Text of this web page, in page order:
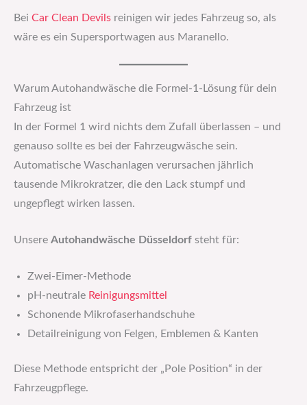
Bei Car Clean Devils reinigen wir jedes Fahrzeug so, als
wäre es ein Supersportwagen aus Maranello.
Warum Autohandwäsche die Formel-1-Lösung für dein
Fahrzeug ist
In der Formel 1 wird nichts dem Zufall überlassen – und
genauso sollte es bei der Fahrzeugwäsche sein.
Automatische Waschanlagen verursachen jährlich
tausende Mikrokratzer, die den Lack stumpf und
ungepflegt wirken lassen.
Unsere Autohandwäsche Düsseldorf steht für:
Zwei-Eimer-Methode
pH-neutrale Reinigungsmittel
Schonende Mikrofaserhandschuhe
Detailreinigung von Felgen, Emblemen & Kanten
Diese Methode entspricht der „Pole Position“ in der
Fahrzeugpflege.